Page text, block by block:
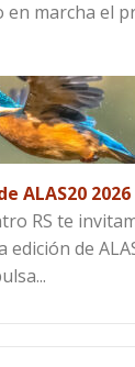
en marcha el
ALAS20 2026
RS te
edición de